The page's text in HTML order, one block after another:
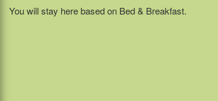
You will stay here based on Bed & Breakfast.